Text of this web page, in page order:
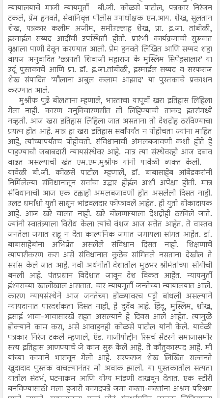
न्यायालयाचे माजी न्यायमुर्ती बी.जी. कोळसे पाटील, पत्रकार निरंजन
टकले, प्रेम हनवते, सेवानिवृत्त पोलीस उपाधीक्षक एम.आय. शेख, सुलतान
शेख, पत्रकार कलीम अजीम, समीउल्लाह शेख, प्रा. इ.जा. तांबोळी,
इस्माईल सय्यद आदींची उपस्थिती होती. प्रारंभी कार्यक्रमाची सुरूवात
वृक्षाला पाणी देवून करण्यात आली. प्रेम हनवते लिखित आणि सय्यद शहा
वायज अनुवादित ’छत्रपती शिवाजी महाराज के मुस्लिम सिपेहसालार’ या
उर्दू पुस्तकाचे आणि प्रा. डॉ. इ.जा.तांबोळी, इस्माईल सय्यद व सरफराज
शेख संपादित ’मौलाना अबुल कलाम आझाद’ या पुस्तकाचे प्रकाशन
करण्यात आले.
मुश्रीफ पुढे बोलताना म्हणाले, भारताचा यापूर्वी खरा इतिहास लिहिला
गेला नाही. कारण मनुविचारणसीत तो लिहिण्याची ताकद इतरांमध्ये
नव्हती. आज खरा इतिहास लिहिला जात असताना तो देशद्रोह ठरविण्याचा
प्रयत्न होत आहे. मात्र हा खरा इतिहास सर्वांपर्यंत न पोहोचता ज्यांना माहित
आहे, त्यांच्यापर्यंतच पोहोचतो. संविधानाची अंमलबजावणी कशी होते हे
पाहण्याची जबाबदारी न्यायसंस्थेवर आहे. मात्र त्या संस्थेवरही आज दबाव
वाढत असल्याची खंत एम.एम.मुश्रीफ यांनी यावेळी व्यक्त केली.
यावेळी बी.जी. कोळसे पाटील म्हणाले, डॉ. बाबासाहेब आंबेडकरांनी
निर्मिलेल्या संविधानातून सर्वांचा उद्धार होईल अशी अपेक्षा होती. मात्र
संविधानाची आज एक टक्काही अमलबजावणी होत असलेली दिसत नाही.
उलट धर्मांशी युती साधून भांडवलदार फोफावले आहेत. ही युती धोकादायक
आहे. आज खरे चालत नाही. खरे बोलणाऱ्याला देशद्रोही ठरविले जाते.
ज्यांनी स्वातंत्र्याला विरोध केला त्यांचे वंशज आज सत्तेत आहेत. ते वास्तव
जनतेला जगात राहू न देता काल्पनिक जगात जगायला सांगत आहेत. डॉ.
बाबासाहेबांना अभिप्रेत असलेले संविधान दिसत नाही. शिक्षणाचे
व्यापारीकरण करा असे संविधानात कुठेच सांगितले नसताना देखील ते
सर्रास केले जात आहे. नवी अर्थनीती देशातील मुठभर श्रीमंतांच्या सोयीची
बनली आहे. पंतप्रधान विदेशात जावून देश विकत आहेत. न्यायमुर्ती
ईश्‍वराच्या खालोखाल असतात. चार न्यायमूर्ती जनतेच्या न्यायालयात आले.
कारण न्यायसंस्थेने आज जनतेच्या डोळ्यावरच पट्टी बांधली असल्याने
न्यायदानात पारदर्शकता दिसत नाही, हे दुर्देव आहे. हिंदू, मुस्लिम, शीख,
इसाई भावा-भावासारखे राहत असल्याने हे दिवस आले आहेत. त्यामुळे
डोक्याने काम करा, असे आवाहनही कोळसे पाटील यांनी केले. यावेळी
पत्रकार निरंज टकले म्हणाले, ऍड. गाजीयोद्दीन रिसर्च सेंटरने समाजासमोर
सत्य इतिहास आणण्याचे जे काम सुरू केले आहे. ते कौतुकास्पद आहे. मी
यांच्या कामाने भारावून गेलो आहे. सरफराज शेख लिखित सल्तनते
खुदादाद पुस्तक वाचल्यानंतर मी अवाक झालो. या पुस्तकातील सत्यता
यातील संदर्भ, घटनाक्रम आणि योग्य मांडणी दाखवून देतात. एक स्टोरी
बनविण्यासाठी मला हजारो कागदपत्रे जमा करता-करतांना अश्रम परिश्रम